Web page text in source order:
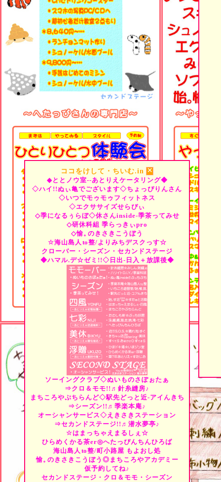
ココをけして・ちいむ.in ×
◆ととノウ室--あとりえケータリング◆
◇ハイ!!ぬぃ亀でございます◇ちょっぴりんさん
◇いつでモゥモゥフィットネス
◇エクササイズせらぴぃ
◇季になるぅらぼ◇休さんinside-季茶ってみせ
◇研休科組 季らっきぃpro
◇愉。のきさきこうぼう
☆海山島人 to整/よりみちデスクっす☆
クローバー・シーズン・セカンドステージ
◆ハマル.デ☆ゼミ!!◇日出-日入＋放課後◆
ソーイングクラブ◇ぬいものさぽぉたぁ
⇒クロ＆モモ!!♬針糸縫房♪
まちころやぷちらんど◇駅先どっと近-アイんきち
⇒シーズン!!♬季楽本庵♪
オーシャンサービス◇えきさきステーション
⇒セカンドステージ!!♬潜水夢亭♪
☆はまっちゃえまるしぇ☆
ひらめくかる茶er◎へたっぴんちんひろば
海山島人 to整/町小路屋 もよおし処
愉。のきさきこうぼう◎まちころやアカデミー
仮予約してね♪
セカンドステージ・クロ＆モモ・シーズン